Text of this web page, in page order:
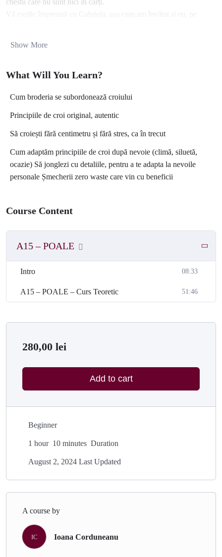
chestii care nu sunt nici în cărți.
Vă explic împreună cu Gabriela, așa cum am învățat și eu, pe
poalele sunt în strânsă legătură cu restul ansamblului. Îți arătăm
potrivesc cu restul costumului.
INVITAȚI SPECIALI
Cusute în 2012 pentru a prezenta cămășile tradiționale dintr-o
perspectivă actuală.
Gabriela creates, pasionată de sustenabilitate și de modul în care
îmbrăcămintea ne poate exprima identitatea, este alături de Semne
Show More
What Will You Learn?
Cum broderia se subordonează croiului
Principiile de croi original, autentic
Să croiești fără centimetru și fără stres, ca în trecut
Cum adaptăm principiile de croi după nevoie (climă, siluetă,
ocazie) Să jonglezi cu detaliile, pentru a te adapta la nevoile
personale Șmecherii zero waste care vin cu beneficii
Course Content
A15 – POALE
Intro 08:33
A15 – POALE – Curs Teoretic 51:46
280,00 lei
Add to cart
Beginner
1 hour 10 minutes Duration
August 2, 2024 Last Updated
A course by
IC Ioana Corduneanu